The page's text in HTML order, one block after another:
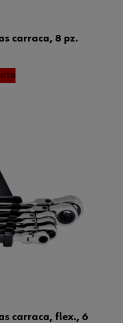
carraca, 8 pz.
carraca, flex., 6